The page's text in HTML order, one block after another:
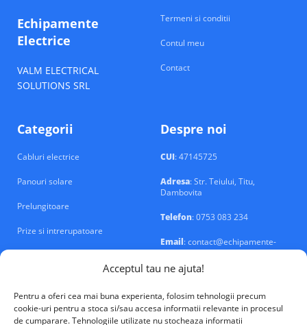
Acceptul tau ne ajuta!
Pentru a oferi cea mai buna experienta, folosim tehnologii precum
cookie-uri pentru a stoca si/sau accesa informatii relevante in procesul
de cumparare. Tehnologiile utilizate nu stocheaza informatii
Echipamente
Electrice
VALM ELECTRICAL
SOLUTIONS SRL
Termeni si conditii
Contul meu
Contact
Categorii
Cabluri electrice
Panouri solare
Prelungitoare
Prize si intrerupatoare
Despre noi
CUI: 47145725
Adresa: Str. Teiului, Titu,
Dambovita
Telefon: 0753 083 234
Email: contact@echipamente-
electrice.ro